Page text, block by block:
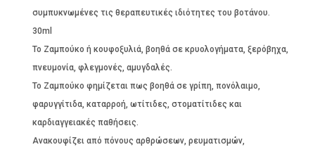
συμπυκνωμένες τις θεραπευτικές ιδιότητες του βοτάνου.
30ml
Το Ζαμπούκο ή κουφοξυλιά, βοηθά σε κρυολογήματα, ξερόβηχα,
πνευμονία, φλεγμονές, αμυγδαλές.
Το Ζαμπούκο φημίζεται πως βοηθά σε γρίπη, πονόλαιμο,
φαρυγγίτιδα, καταρροή, ωτίτιδες, στοματίτιδες και
καρδιαγγειακές παθήσεις.
Ανακουφίζει από πόνους αρθρώσεων, ρευματισμών,